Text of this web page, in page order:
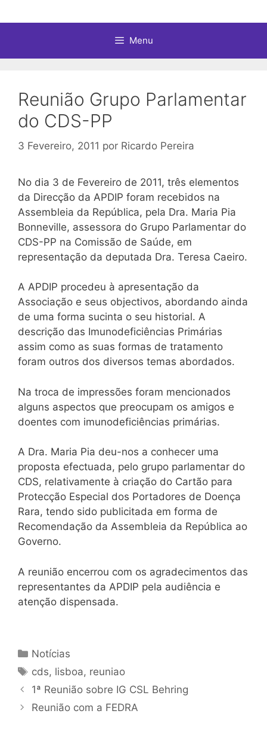
Menu
Reunião Grupo Parlamentar
do CDS-PP
3 Fevereiro, 2011 por Ricardo Pereira
No dia 3 de Fevereiro de 2011, três elementos
da Direcção da APDIP foram recebidos na
Assembleia da República, pela Dra. Maria Pia
Bonneville, assessora do Grupo Parlamentar do
CDS-PP na Comissão de Saúde, em
representação da deputada Dra. Teresa Caeiro.
A APDIP procedeu à apresentação da
Associação e seus objectivos, abordando ainda
de uma forma sucinta o seu historial. A
descrição das Imunodeficiências Primárias
assim como as suas formas de tratamento
foram outros dos diversos temas abordados.
Na troca de impressões foram mencionados
alguns aspectos que preocupam os amigos e
doentes com imunodeficiências primárias.
A Dra. Maria Pia deu-nos a conhecer uma
proposta efectuada, pelo grupo parlamentar do
CDS, relativamente à criação do Cartão para
Protecção Especial dos Portadores de Doença
Rara, tendo sido publicitada em forma de
Recomendação da Assembleia da República ao
Governo.
A reunião encerrou com os agradecimentos das
representantes da APDIP pela audiência e
atenção dispensada.
Categorias
Notícias
Etiquetas
cds, lisboa, reuniao
1ª Reunião sobre IG CSL Behring
Reunião com a FEDRA